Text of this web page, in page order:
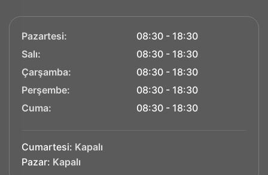
Pazartesi:
08:30 - 18:30
Salı:
08:30 - 18:30
Çarşamba:
08:30 - 18:30
Perşembe:
08:30 - 18:30
Cuma:
08:30 - 18:30
Cumartesi: Kapalı
Pazar: Kapalı